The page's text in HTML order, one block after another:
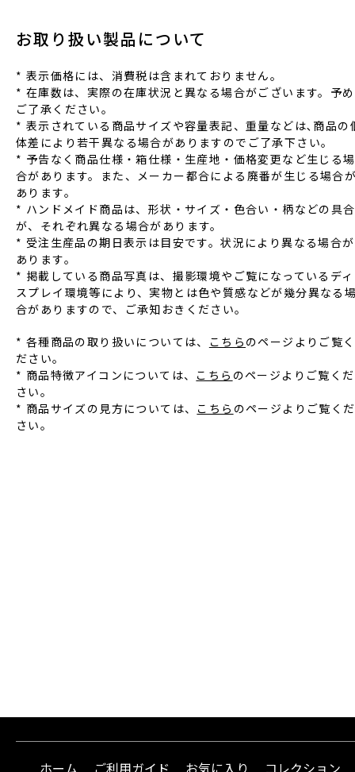
お取り扱い製品について
* 表⽰価格には、消費税は含まれておりません。
* 在庫数は、実際の在庫状況と異なる場合がございます。予め
ご了承ください。
* 表⽰されている商品サイズや容量表記、重量などは､商品の
体差により若⼲異なる場合がありますのでご了承下さい。
* 予告なく商品仕様‧箱仕様‧⽣産地‧価格変更など⽣じる場
合があります。また、メーカー都合による廃番が⽣じる場合
あります。
* ハンドメイド商品は、形状‧サイズ‧⾊合い‧柄などの具合
が、それぞれ異なる場合があります。
* 受注⽣産品の期⽇表⽰は⽬安です。状況により異なる場合が
あります。
* 掲載している商品写真は、撮影環境やご覧になっているディ
スプレイ環境等により、実物とは⾊や質感などが幾分異なる
合がありますので、ご承知おきください。
* 各種商品の取り扱いについては、 こちら のページよりご覧く
ださい。
* 商品特徴アイコンについては、 こちら のページよりご覧くだ
さい。
* 商品サイズの見方については、 こちら のページよりご覧くだ
さい。
ホーム ご利用ガイド お気に入り コレクション